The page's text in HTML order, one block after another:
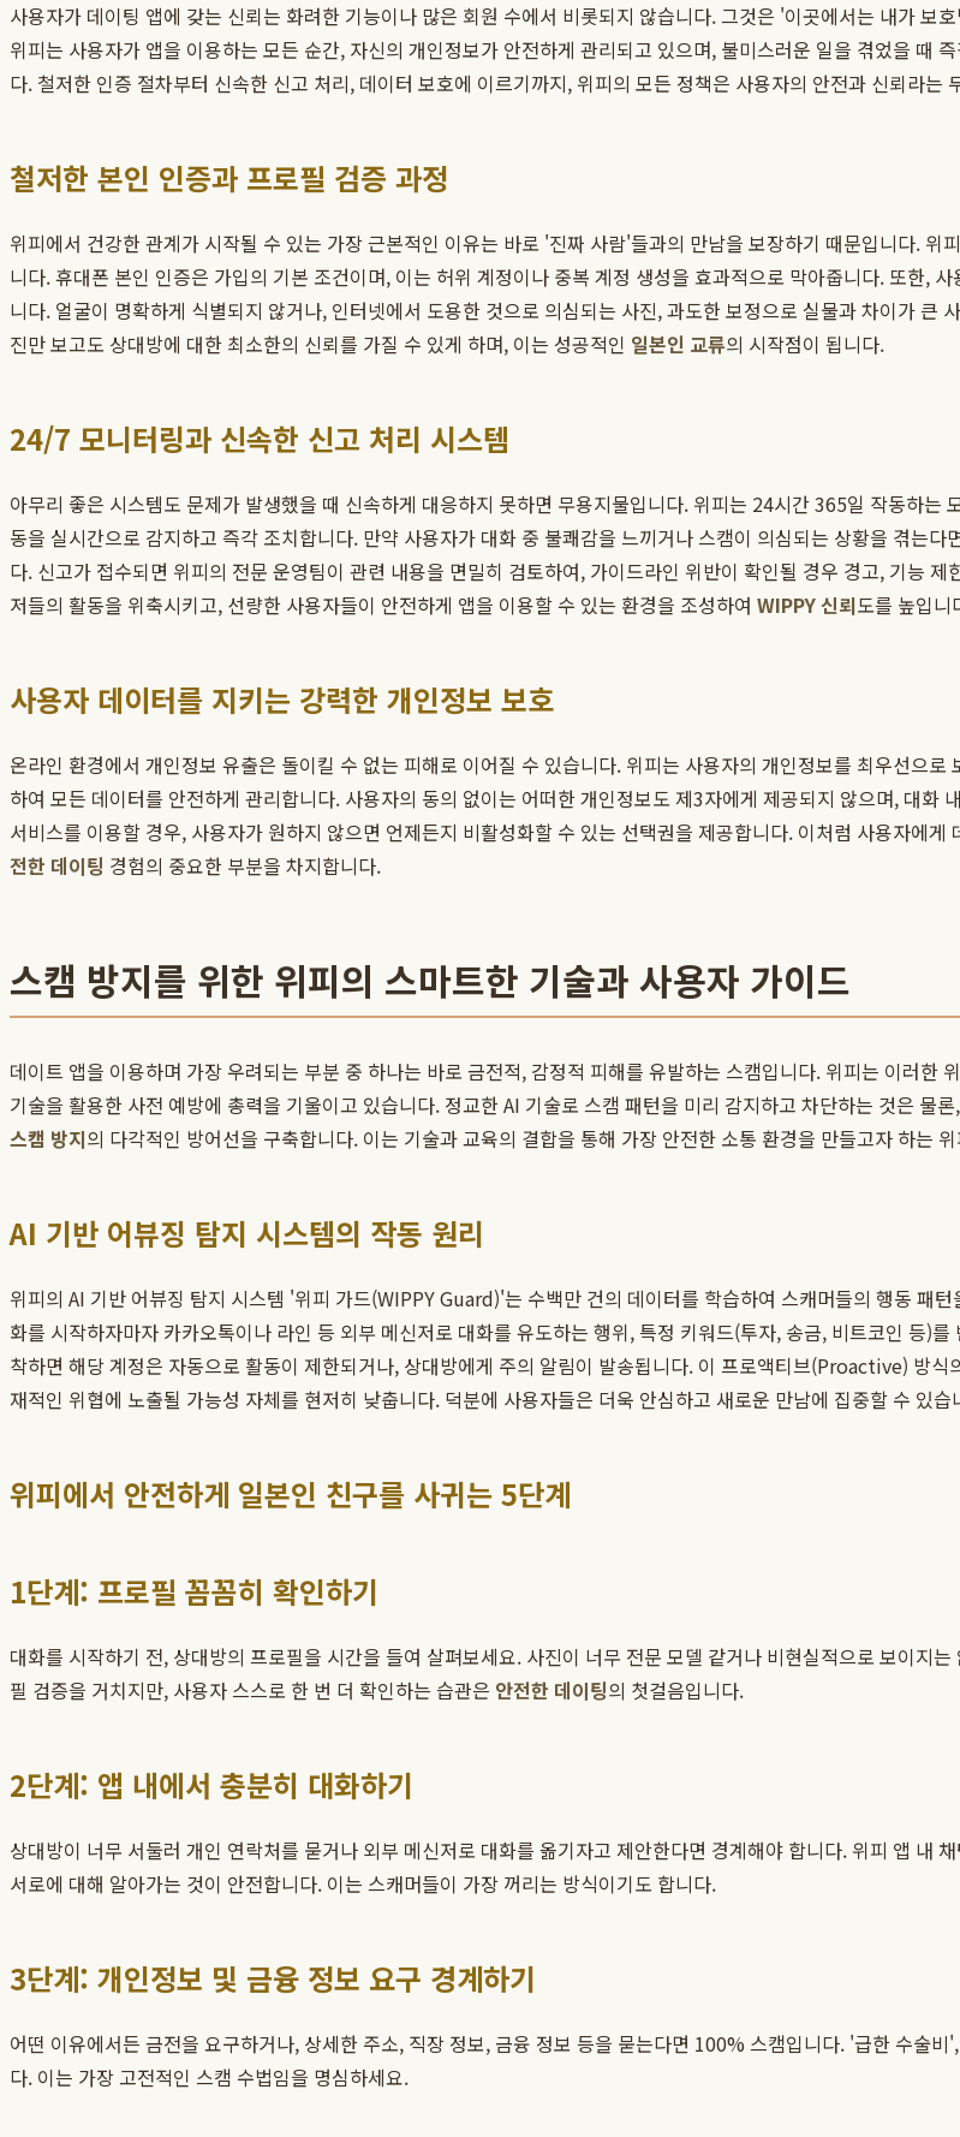
사용자가 데이팅 앱에 갖는 신뢰는 화려한 기능이나 많은 회원 수에서 비롯되지 않습니다. 그것은 '이곳에서는 내가 보
위피는 사용자가 앱을 이용하는 모든 순간, 자신의 개인정보가 안전하게 관리되고 있으며, 불미스러운 일을 겪었을 때
다. 철저한 인증 절차부터 신속한 신고 처리, 데이터 보호에 이르기까지, 위피의 모든 정책은 사용자의 안전과 신뢰라는
철저한 본인 인증과 프로필 검증 과정
위피에서 건강한 관계가 시작될 수 있는 가장 근본적인 이유는 바로 '진짜 사람'들과의 만남을 보장하기 때문입니다. 위
니다. 휴대폰 본인 인증은 가입의 기본 조건이며, 이는 허위 계정이나 중복 계정 생성을 효과적으로 막아줍니다. 또한,
니다. 얼굴이 명확하게 식별되지 않거나, 인터넷에서 도용한 것으로 의심되는 사진, 과도한 보정으로 실물과 차이가 큰
진만 보고도 상대방에 대한 최소한의 신뢰를 가질 수 있게 하며, 이는 성공적인 일본인 교류의 시작점이 됩니다.
24/7 모니터링과 신속한 신고 처리 시스템
아무리 좋은 시스템도 문제가 발생했을 때 신속하게 대응하지 못하면 무용지물입니다. 위피는 24시간 365일 작동하
동을 실시간으로 감지하고 즉각 조치합니다. 만약 사용자가 대화 중 불쾌감을 느끼거나 스캠이 의심되는 상황을 겪는
다. 신고가 접수되면 위피의 전문 운영팀이 관련 내용을 면밀히 검토하여, 가이드라인 위반이 확인될 경우 경고, 기능
저들의 활동을 위축시키고, 선량한 사용자들이 안전하게 앱을 이용할 수 있는 환경을 조성하여 WIPPY 신뢰도를 높입니
사용자 데이터를 지키는 강력한 개인정보 보호
온라인 환경에서 개인정보 유출은 돌이킬 수 없는 피해로 이어질 수 있습니다. 위피는 사용자의 개인정보를 최우선으
하여 모든 데이터를 안전하게 관리합니다. 사용자의 동의 없이는 어떠한 개인정보도 제3자에게 제공되지 않으며, 대
서비스를 이용할 경우, 사용자가 원하지 않으면 언제든지 비활성화할 수 있는 선택권을 제공합니다. 이처럼 사용자에
전한 데이팅 경험의 중요한 부분을 차지합니다.
스캠 방지를 위한 위피의 스마트한 기술과 사용자 가이드
데이트 앱을 이용하며 가장 우려되는 부분 중 하나는 바로 금전적, 감정적 피해를 유발하는 스캠입니다. 위피는 이러한
기술을 활용한 사전 예방에 총력을 기울이고 있습니다. 정교한 AI 기술로 스캠 패턴을 미리 감지하고 차단하는 것은 물
스캠 방지의 다각적인 방어선을 구축합니다. 이는 기술과 교육의 결합을 통해 가장 안전한 소통 환경을 만들고자 하는
AI 기반 어뷰징 탐지 시스템의 작동 원리
위피의 AI 기반 어뷰징 탐지 시스템 '위피 가드(WIPPY Guard)'는 수백만 건의 데이터를 학습하여 스캐머들의 행동 패
화를 시작하자마자 카카오톡이나 라인 등 외부 메신저로 대화를 유도하는 행위, 특정 키워드(투자, 송금, 비트코인 등)
착하면 해당 계정은 자동으로 활동이 제한되거나, 상대방에게 주의 알림이 발송됩니다. 이 프로액티브(Proactive) 방식
재적인 위협에 노출될 가능성 자체를 현저히 낮춥니다. 덕분에 사용자들은 더욱 안심하고 새로운 만남에 집중할 수 있습
위피에서 안전하게 일본인 친구를 사귀는 5단계
1단계: 프로필 꼼꼼히 확인하기
대화를 시작하기 전, 상대방의 프로필을 시간을 들여 살펴보세요. 사진이 너무 전문 모델 같거나 비현실적으로 보이지
필 검증을 거치지만, 사용자 스스로 한 번 더 확인하는 습관은 안전한 데이팅의 첫걸음입니다.
2단계: 앱 내에서 충분히 대화하기
상대방이 너무 서둘러 개인 연락처를 묻거나 외부 메신저로 대화를 옮기자고 제안한다면 경계해야 합니다. 위피 앱 내
서로에 대해 알아가는 것이 안전합니다. 이는 스캐머들이 가장 꺼리는 방식이기도 합니다.
3단계: 개인정보 및 금융 정보 요구 경계하기
어떤 이유에서든 금전을 요구하거나, 상세한 주소, 직장 정보, 금융 정보 등을 묻는다면 100% 스캠입니다. '급한 수술
다. 이는 가장 고전적인 스캠 수법임을 명심하세요.